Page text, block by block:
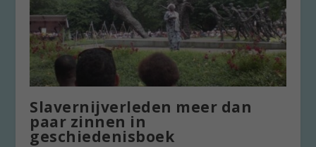
Slavernijverleden meer dan
paar zinnen in
geschiedenisboek